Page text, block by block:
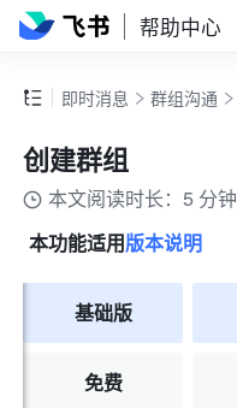
帮助中心
即时消息 群组沟通
创建群组
本文阅读时长：5 分钟
本功能适用版本说明
基础版
免费